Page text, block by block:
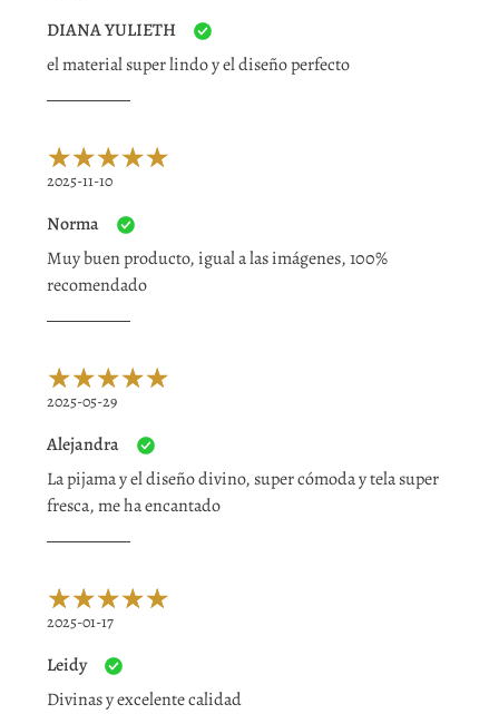
DIANA YULIETH
el material super lindo y el diseño perfecto
2025-11-10
Norma
Muy buen producto, igual a las imágenes, 100%
recomendado
2025-05-29
Alejandra
La pijama y el diseño divino, super cómoda y tela super
fresca, me ha encantado
2025-01-17
Leidy
Divinas y excelente calidad